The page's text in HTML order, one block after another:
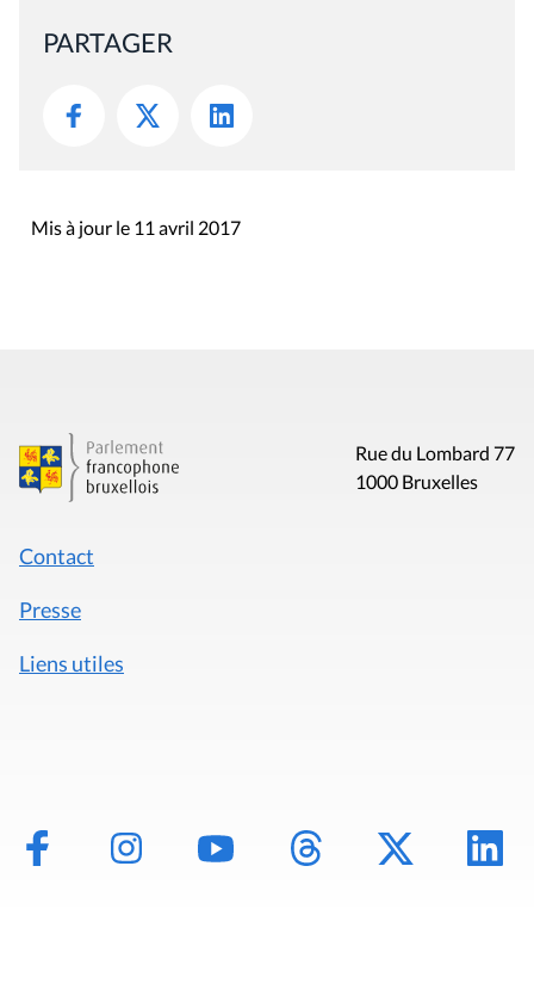
PARTAGER
Mis à jour le 11 avril 2017
Rue du Lombard 77
1000 Bruxelles
Contact
Presse
Liens utiles